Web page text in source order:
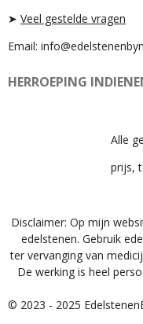
➤ Veel gestelde vragen
Email:
HERROEPING
Alle
prijs,
Disclaimer: Op mijn
edelstenen. Gebruik
ter vervanging van
De werking is heel
© 2023 - 2025